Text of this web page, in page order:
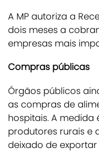
A MP autoriza a
dois meses a
empresas mais
Compras públicas
Órgãos públicos
as compras de
hospitais. A medida
produtores rurais e
deixado de